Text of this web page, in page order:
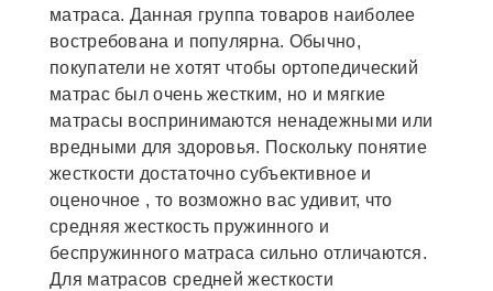
матраса. Данная группа товаров наиболее
востребована и популярна. Обычно,
покупатели не хотят чтобы ортопедический
матрас был очень жестким, но и мягкие
матрасы воспринимаются ненадежными или
вредными для здоровья. Поскольку понятие
жесткости достаточно субъективное и
оценочное , то возможно вас удивит, что
средняя жесткость пружинного и
беспружинного матраса сильно отличаются.
Для матрасов средней жесткости